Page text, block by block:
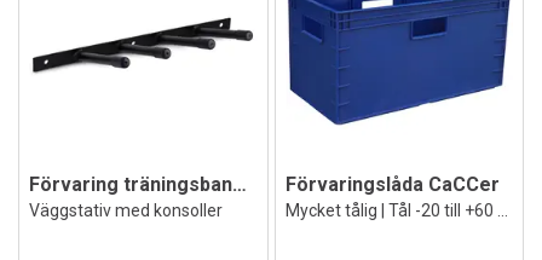
Förvaring träningsband och hopprep
Väggstativ med konsoller
Förvaringslåda CaCCer